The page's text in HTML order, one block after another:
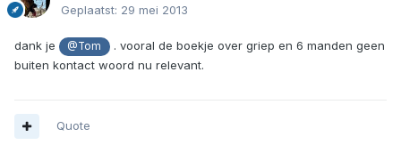
Geplaatst: 29 mei 2013
dank je @Tom
. vooral de boekje over griep en 6 manden geen
buiten kontact woord nu relevant.
Quote